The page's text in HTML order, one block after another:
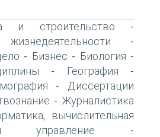
и строительство -
-
- Бизнес - Биология -
- География -
-
Диссертации
- Журналистика
вычислительная
-